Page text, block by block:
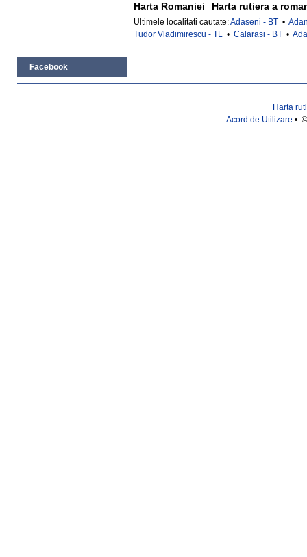
Facebook
Harta Romaniei Harta rutiera a
Ultimele localitati cautate:Adaseni - BT •
Tudor Vladimirescu - TL • Calarasi - BT •
Harta
Acord de Utilizare •